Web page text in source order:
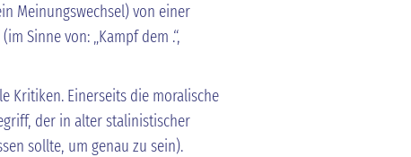
Meinungswechsel) von einer
Sinne von: „Kampf dem .“,
Kritiken. Einerseits die moralische
der in alter stalinistischer
sollte, um genau zu sein).